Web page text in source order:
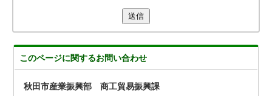
送信
このページに関するお問い合わせ
秋田市産業振興部 商工貿易振興課